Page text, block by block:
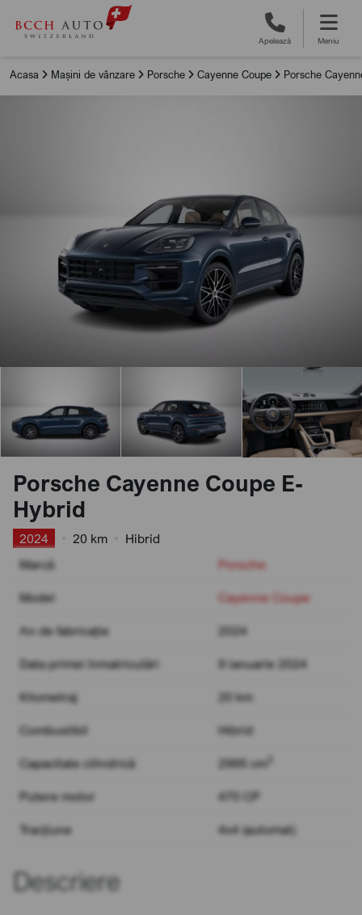
Apelează Meniu
Acasa Mașini de vânzare Porsche Cayenne Coupe Porsche
Porsche Cayenne Coupe E-
Hybrid
2024 20 km
Hibrid
Marcă
Porsche
Model Cayenne Coupe
An de fabricație 2024
Data primei înmatriculări 9 ianuarie 2024
Kilometraj 20 km
Combustibil Hibrid
Capacitate cilindrică 2995 cm
Putere motor 470 CP
Tracțiune 4x4 (automat)
Descriere